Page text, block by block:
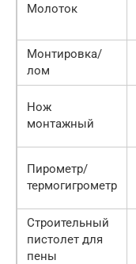
Молоток
Монтировка/
лом
Нож
монтажный
Пирометр/
термогигрометр
Строительный
пистолет для
пены